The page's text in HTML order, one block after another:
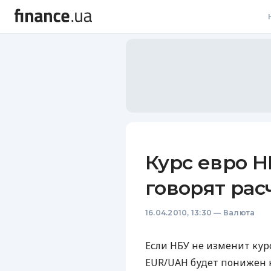
Курс евро
говорят
16.04.2010, 13:30 — Валюта
Если НБУ не изменит
EUR/UAH будет понижен